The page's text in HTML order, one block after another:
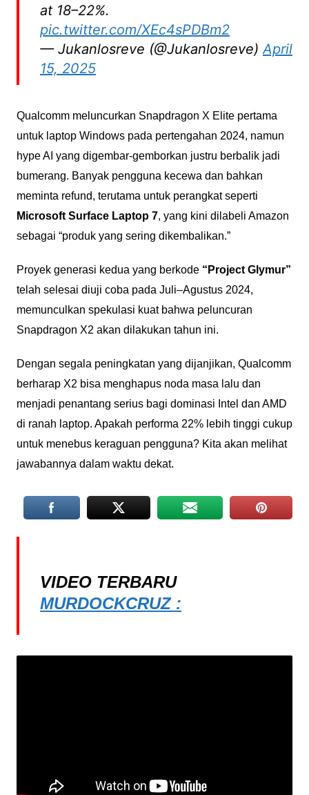
at 18–22%.
pic.twitter.com/XEc4sPDBm2
— Jukanlosreve (@Jukanlosreve) April
15, 2025
Qualcomm meluncurkan Snapdragon X Elite pertama
untuk laptop Windows pada pertengahan 2024, namun
hype AI yang digembar-gemborkan justru berbalik jadi
bumerang. Banyak pengguna kecewa dan bahkan
meminta refund, terutama untuk perangkat seperti
Microsoft Surface Laptop 7, yang kini dilabeli Amazon
sebagai “produk yang sering dikembalikan.”
Proyek generasi kedua yang berkode “Project Glymur”
telah selesai diuji coba pada Juli–Agustus 2024,
memunculkan spekulasi kuat bahwa peluncuran
Snapdragon X2 akan dilakukan tahun ini.
Dengan segala peningkatan yang dijanjikan, Qualcomm
berharap X2 bisa menghapus noda masa lalu dan
menjadi penantang serius bagi dominasi Intel dan AMD
di ranah laptop. Apakah performa 22% lebih tinggi cukup
untuk menebus keraguan pengguna? Kita akan melihat
jawabannya dalam waktu dekat.
VIDEO TERBARU
MURDOCKCRUZ :